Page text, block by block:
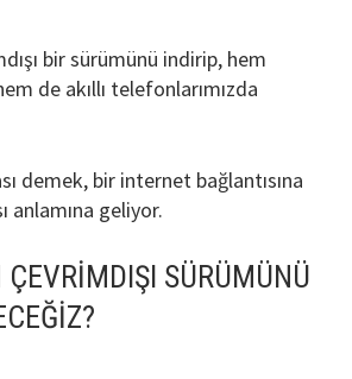
bir sürümünü indirip, hem
de akıllı telefonlarımızda
demek, bir internet bağlantısına
anlamına geliyor.
ÇEVRIMDIŞI SÜRÜMÜNÜ